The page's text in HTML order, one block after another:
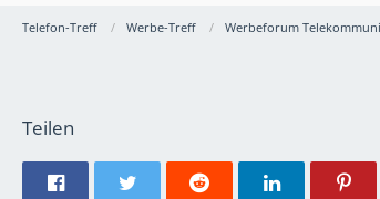
Telefon-Treff Werbe-Treff Werbeforum
Teilen